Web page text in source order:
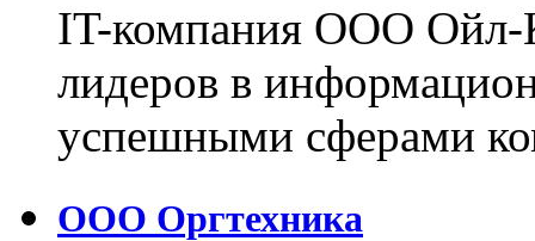
IT-компания ООО Ойл-
лидеров в
успешными сферами
ООО Оргтехника